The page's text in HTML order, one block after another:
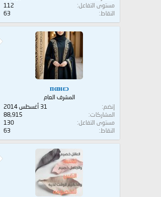
مستوى التفاعل
112
النقاط
63
пαнεɔ
المشرف العام
إنضم
31 أغسطس 2014
المشاركات
88,915
مستوى التفاعل
130
النقاط
63